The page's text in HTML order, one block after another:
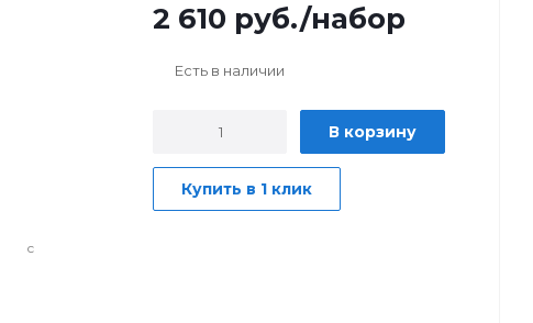
2 610 руб./набор
Есть в наличии
В корзину
Купить в 1 клик
с